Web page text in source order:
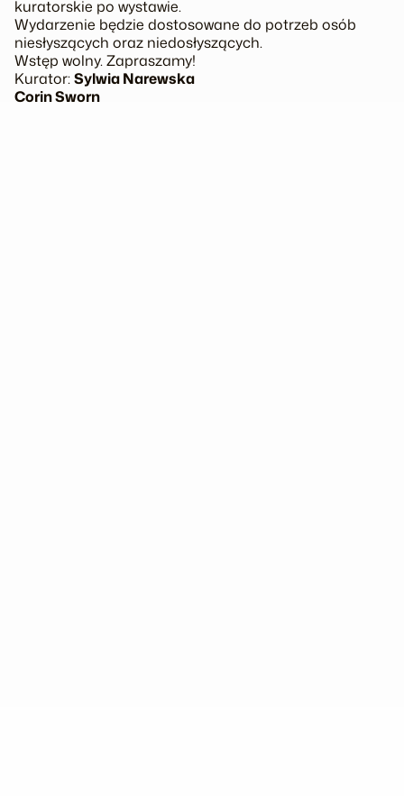
kuratorskie po wystawie.
Wydarzenie będzie dostosowane do potrzeb osób
niesłyszących oraz niedosłyszących.
Wstęp wolny. Zapraszamy!
Kurator:Sylwia Narewska
Corin Sworn